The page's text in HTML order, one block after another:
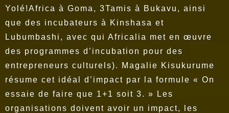
Yolé!Africa à Goma, 3Tamis à Bukavu, ainsi
que des incubateurs à Kinshasa et
Lubumbashi, avec qui Africalia met en œuvre
des programmes d’incubation pour des
entrepreneurs culturels). Magalie Kisukurume
résume cet idéal d’impact par la formule « On
essaie de faire que 1+1 soit 3. » Les
organisations doivent avoir un impact, les